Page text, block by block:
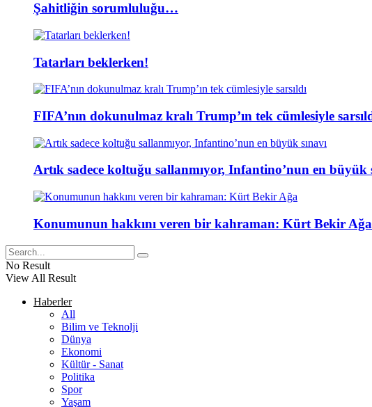
Şahitliğin sorumluluğu…
Tatarları beklerken!
FIFA’nın dokunulmaz kralı Trump’ın tek cümlesiyle
Artık sadece koltuğu sallanmıyor, Infantino’nun en büyük
Konumunun hakkını veren bir kahraman: Kürt Bekir Ağa
No Result
View All Result
Haberler
All
Bilim ve Teknolji
Dünya
Ekonomi
Kültür - Sanat
Politika
Spor
Yaşam